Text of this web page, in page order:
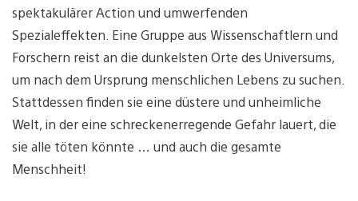
spektakulärer Action und umwerfenden
Spezialeffekten. Eine Gruppe aus Wissenschaftlern und
Forschern reist an die dunkelsten Orte des Universums,
um nach dem Ursprung menschlichen Lebens zu suchen.
Stattdessen finden sie eine düstere und unheimliche
Welt, in der eine schreckenerregende Gefahr lauert, die
sie alle töten könnte … und auch die gesamte
Menschheit!